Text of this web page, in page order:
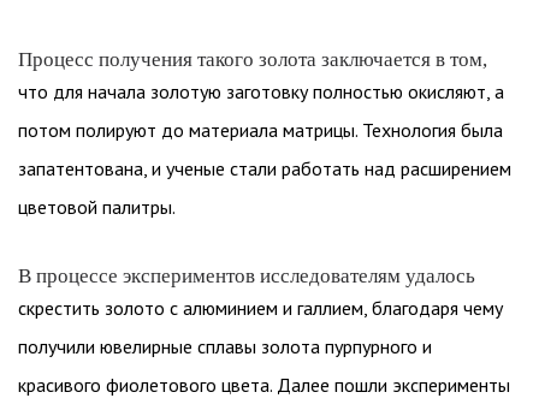
Процесс получения такого золота заключается в том,
что для начала золотую заготовку полностью окисляют, а
потом полируют до материала матрицы. Технология была
запатентована, и ученые стали работать над расширением
цветовой палитры.
В процессе экспериментов исследователям удалось
скрестить золото с алюминием и галлием, благодаря чему
получили ювелирные сплавы золота пурпурного и
красивого фиолетового цвета. Далее пошли эксперименты